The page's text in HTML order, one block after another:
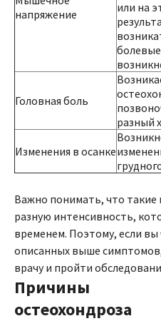
напряжение
или на
Головная боль
разный
Изменения в осанке
Важно понимать, что такие
разную интенсивность,
временем. Поэтому, если вы
описанных выше
врачу и пройти
Причины
остеохондроза